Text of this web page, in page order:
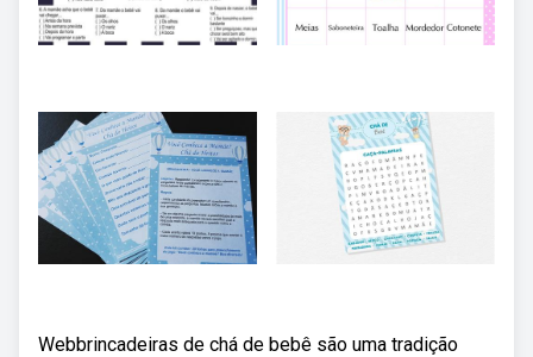
Webbrincadeiras de chá de bebê são uma tradição